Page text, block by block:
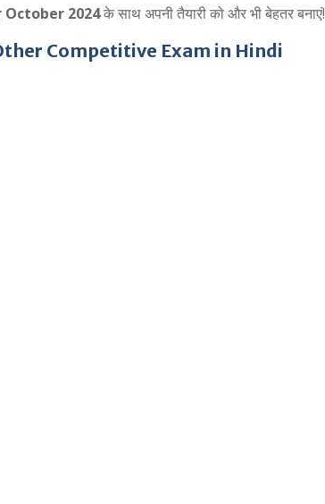
October 2024के साथ अपनी तैयारी को और भी बेहतर बनाएं!
Competitive Exam in Hindi